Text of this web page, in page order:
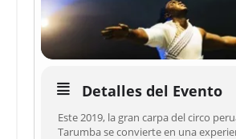
Detalles del Evento
Este 2019, la gran carpa del circo
Tarumba se convierte en una